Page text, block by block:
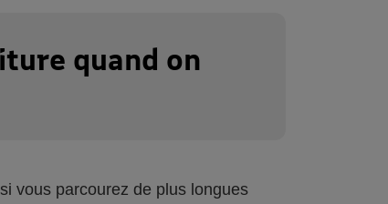
quand on
vous parcourez de plus longues